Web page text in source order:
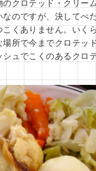
クロテッド・クリー
のですが、決してべ
くありません。いく
所で今までクロテッ
ュでこくのあるクロ